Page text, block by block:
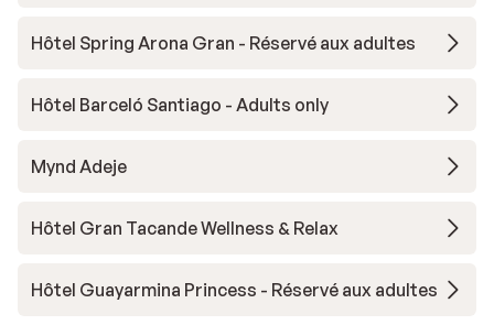
Hôtel Spring Arona Gran - Réservé aux adultes
Hôtel Barceló Santiago - Adults only
Mynd Adeje
Hôtel Gran Tacande Wellness & Relax
Hôtel Guayarmina Princess - Réservé aux adultes